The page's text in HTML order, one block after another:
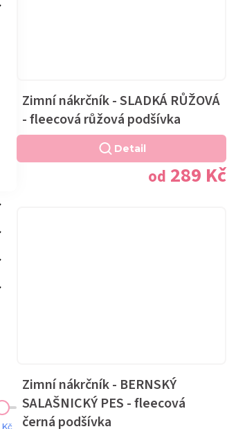
Kč
Zimní nákrčník - SLADKÁ RŮŽOVÁ
- fleecová růžová podšívka
od 289 Kč
Detail
Zimní nákrčník - BERNSKÝ
SALAŠNICKÝ PES - fleecová
černá podšívka